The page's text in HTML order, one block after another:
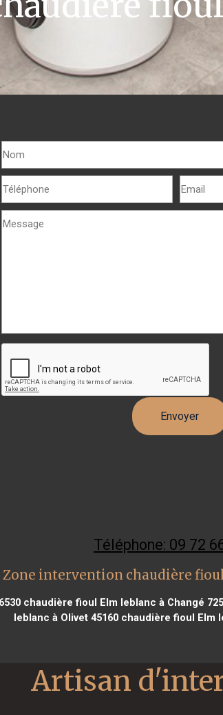
Téléphone: 09 72
Zone intervention chaudière
chaudière fioul Elm leblanc à Changé
leblanc à Olivet 45160chaudière fioul Elm
Artisan